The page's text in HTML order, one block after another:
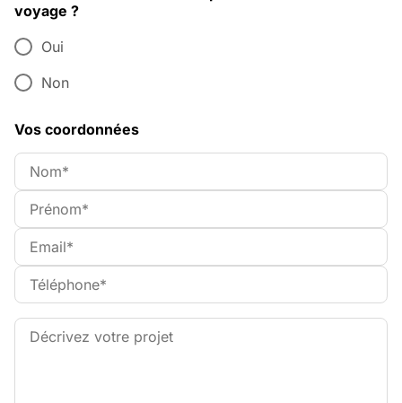
voyage ?
Oui
Non
Vos coordonnées